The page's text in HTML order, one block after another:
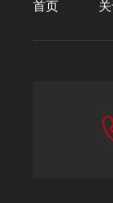
首页